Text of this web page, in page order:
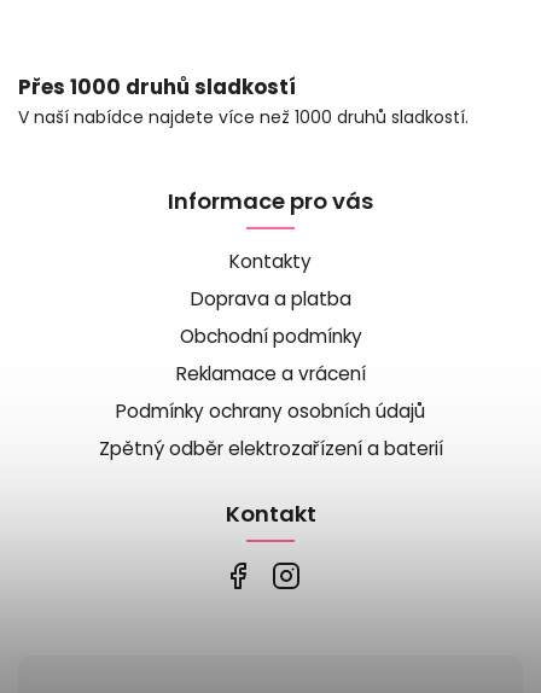
Přes 1000 druhů sladkostí
V naší nabídce najdete více než 1000 druhů sladkostí.
Informace pro vás
Kontakty
Doprava a platba
Obchodní podmínky
Reklamace a vrácení
Podmínky ochrany osobních údajů
Zpětný odběr elektrozařízení a baterií
Kontakt